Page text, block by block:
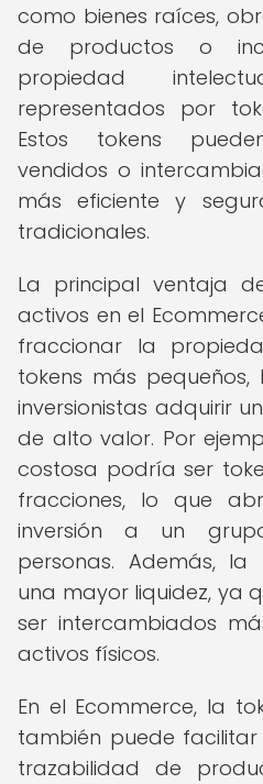
como bienes raíces,
de productos o
propiedad
representados por
Estos tokens
vendidos o
más eficiente y
tradicionales.
La principal ventaja
activos en el
fraccionar la
tokens más
inversionistas adquirir
de alto valor. Por
costosa podría ser
fracciones, lo que
inversión a un
personas. Además, la
una mayor liquidez, ya
ser intercambiados
activos físicos.
En el Ecommerce, la
también puede
trazabilidad de